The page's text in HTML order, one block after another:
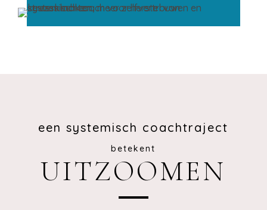
een systemisch coachtraject
betekent
UITZOOMEN